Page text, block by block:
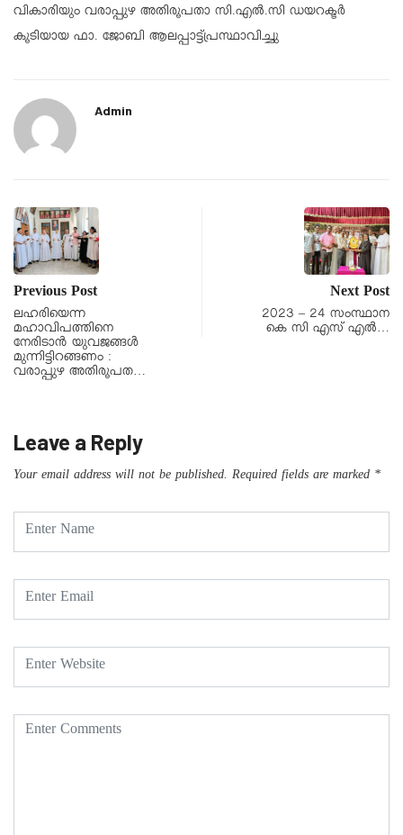
വികാരിയും വരാപ്പുഴ അതിരൂപതാ സി.എല്‍.സി ഡയറക്ടര്‍
കൂടിയായ ഫാ. ജോബി ആലപ്പാട്ട്പ്രസ്ഥാവിച്ചു
Admin
Previous Post
ലഹരിയെന്ന
മഹാവിപത്തിനെ
നേരിടാൻ യുവജങ്ങൾ
മുന്നിട്ടിറങ്ങണം :
വരാപ്പുഴ അതിരൂപത…
Next Post
2023 – 24 സംസ്ഥാന
കെ സി എസ് എൽ…
Leave a Reply
Your email address will not be published. Required fields are marked *